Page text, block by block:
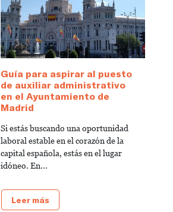
Guía para aspirar al puesto
de auxiliar administrativo
en el Ayuntamiento de
Madrid
Si estás buscando una oportunidad
laboral estable en el corazón de la
capital española, estás en el lugar
idóneo. En...
Leer más